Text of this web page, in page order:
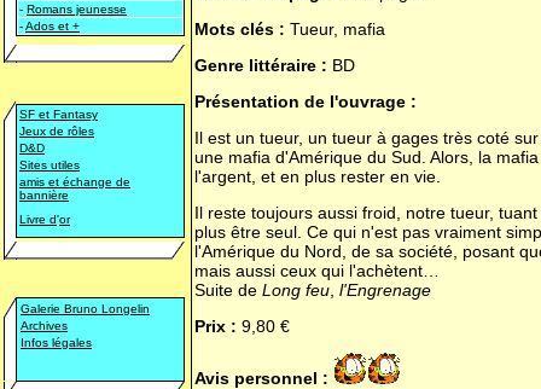
- Romans jeunesse
-Ados et +
SF et Fantasy
Jeux de rôles
D&D
Sites utiles
amis et échange de
bannière
Livre d'or
Galerie Bruno Longelin
Archives
Infos légales
Mots clés : Tueur, mafia
Genre littéraire : BD
Présentation de l'ouvrage :
Il est un tueur, un tueur à gages très coté
une mafia d'Amérique du Sud. Alors, la
l'argent, et en plus rester en vie.
Il reste toujours aussi froid, notre tueur,
plus être seul. Ce qui n'est pas vraiment
l'Amérique du Nord, de sa société, posant
mais aussi ceux qui l'achètent…
Suite de Long feu l'Engrenage
Prix : 9,80 €
Avis personnel :